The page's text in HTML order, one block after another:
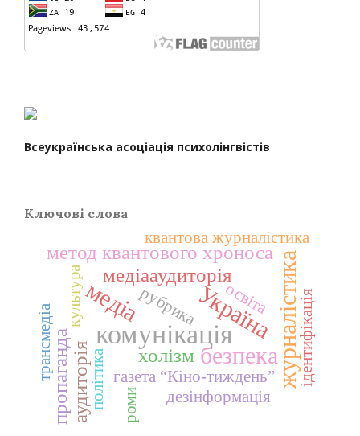
Всеукраїнська асоціація психолінгвістів
Ключові слова
комунікація
Україна
медіа
безпекажурналістика
медіааудиторія
холізм
аудиторія
пропаганда
метод квантового хроноса
квантова журналістика
трансмедіа газета “Кіно-тиждень” ідентифікація
культура
політика
рубрика
роми
освіта
дезінформація